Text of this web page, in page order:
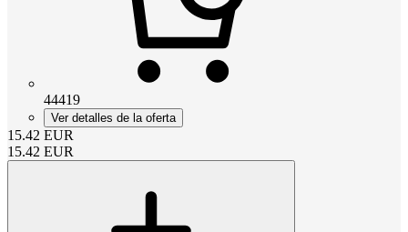
44419
Ver detalles de la oferta
15.42 EUR
15.42 EUR